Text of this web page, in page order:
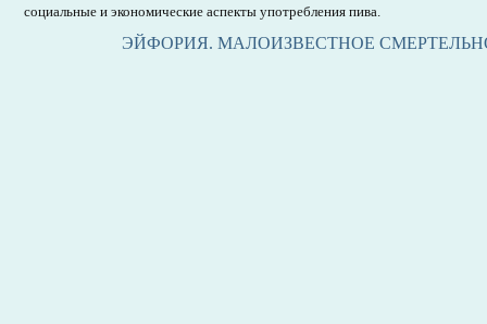
социальные и экономические аспекты употребления пива.
ЭЙФОРИЯ. МАЛОИЗВЕСТНОЕ